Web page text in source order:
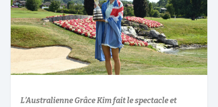
L’Australienne Grâce Kim fait le spectacle et